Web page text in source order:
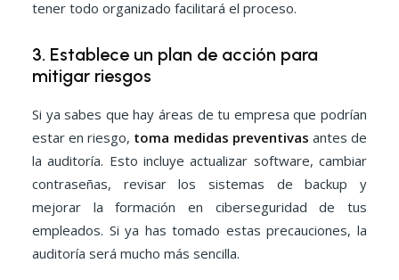
tener todo organizado facilitará el proceso.
3. Establece un plan de acción para
mitigar riesgos
Si ya sabes que hay áreas de tu empresa que podrían
estar en riesgo, toma medidas preventivas antes de
la auditoría. Esto incluye actualizar software, cambiar
contraseñas, revisar los sistemas de backup y
mejorar la formación en ciberseguridad de tus
empleados. Si ya has tomado estas precauciones, la
auditoría será mucho más sencilla.